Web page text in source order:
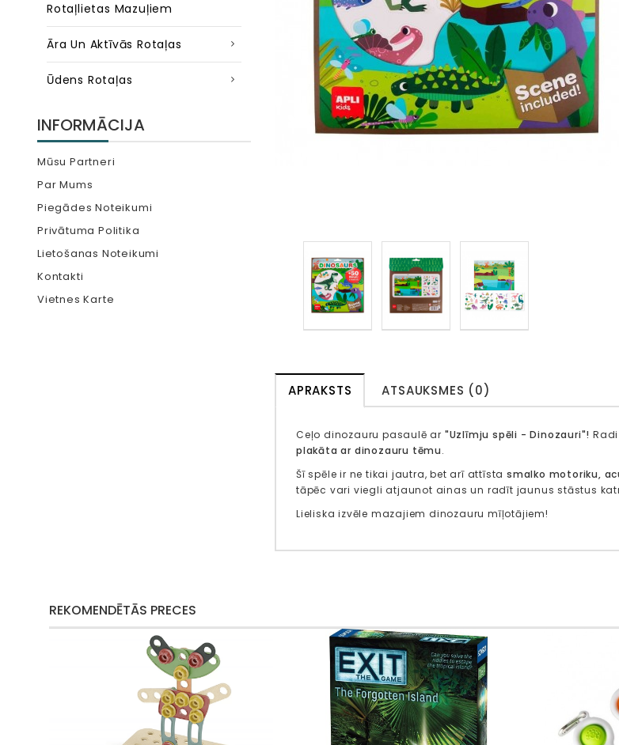
Rotaļlietas Mazuļiem
Āra Un Aktīvās Rotaļas
Ūdens Rotaļas
INFORMĀCIJA
Mūsu Partneri
Par Mums
Piegādes Noteikumi
Privātuma Politika
Lietošanas Noteikumi
Kontakti
Vietnes Karte
APRAKSTS ATSAUKSMES (0)
Ceļo dinozauru pasaulē ar "Uzlīmju spēli - Dinozauri"!
plakāta ar dinozauru tēmu.
Šī spēle ir ne tikai jautra, bet arī attīsta smalko motoriku,
tāpēc vari viegli atjaunot ainas un radīt jaunus stāstus
Lieliska izvēle mazajiem dinozauru mīļotājiem!
REKOMENDĒTĀS PRECES